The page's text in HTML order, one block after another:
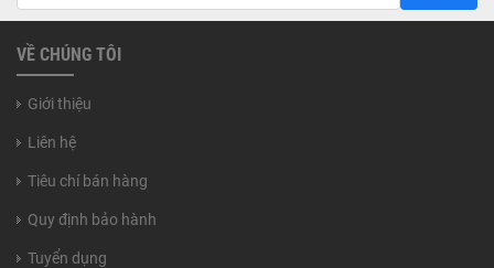
VỀ CHÚNG TÔI
Giới thiệu
Liên hệ
Tiêu chí bán hàng
Quy định bảo hành
Tuyển dụng